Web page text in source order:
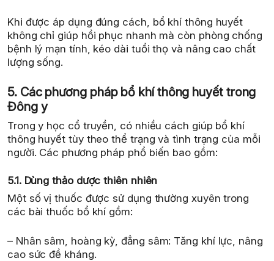
Khi được áp dụng đúng cách, bổ khí thông huyết
không chỉ giúp hồi phục nhanh mà còn phòng chống
bệnh lý mạn tính, kéo dài tuổi thọ và nâng cao chất
lượng sống.
5. Các phương pháp bổ khí thông huyết trong
Đông y
Trong y học cổ truyền, có nhiều cách giúp bổ khí
thông huyết tùy theo thể trạng và tình trạng của mỗi
người. Các phương pháp phổ biến bao gồm:
5.1. Dùng thảo dược thiên nhiên
Một số vị thuốc được sử dụng thường xuyên trong
các bài thuốc bổ khí gồm:
– Nhân sâm, hoàng kỳ, đẳng sâm: Tăng khí lực, nâng
cao sức đề kháng.